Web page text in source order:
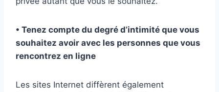
• Tenez compte du degré d’intimité que vous
souhaitez avoir avec les personnes que vous
rencontrez en ligne
Les sites Internet diffèrent également